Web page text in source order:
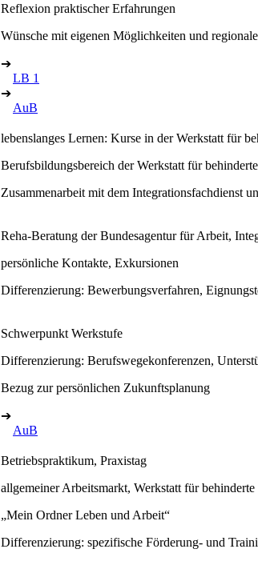
Reflexion praktischer Erfahrungen
Wünsche mit eigenen Möglichkeiten und
➔
LB 1
➔
AuB
lebenslanges Lernen: Kurse in der Werkstatt für
Berufsbildungsbereich der Werkstatt für
Zusammenarbeit mit dem Integrationsfachdienst
Reha-Beratung der Bundesagentur für Arbeit,
persönliche Kontakte, Exkursionen
Differenzierung: Bewerbungsverfahren,
Schwerpunkt Werkstufe
Differenzierung: Berufswegekonferenzen,
Bezug zur persönlichen Zukunftsplanung
➔
AuB
Betriebspraktikum, Praxistag
allgemeiner Arbeitsmarkt, Werkstatt für
„Mein Ordner Leben und Arbeit“
Differenzierung: spezifische Förderung- und